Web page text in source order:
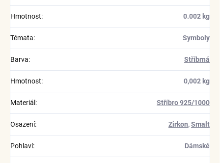
Hmotnost: 0.002 kg
Témata: Symboly
Barva: Stříbrná
Hmotnost: 0,002 kg
Materiál : Stříbro 925/1000
Osazení: Zirkon,Smalt
Pohlaví: Dámské